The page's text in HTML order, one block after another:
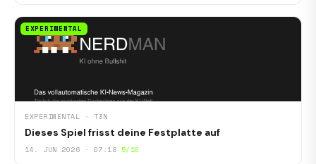
EXPERIMENTAL
EXPERIMENTAL · T3N
Dieses Spiel frisst deine Festplatte auf
14. JUN 2026 · 07:18 5/10